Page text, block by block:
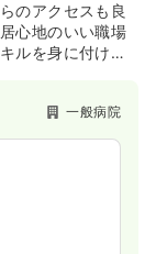
のアクセスも良
心地のいい職場
ルを身に付けた
一般病院